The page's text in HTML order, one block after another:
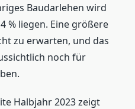
Baudarlehen wird
% liegen. Eine größere
zu erwarten, und das
noch für
Halbjahr 2023 zeigt